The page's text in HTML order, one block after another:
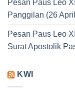
Pesan Paus Leo
Panggilan (26
Pesan Paus Leo
Surat Apostolik
KWI